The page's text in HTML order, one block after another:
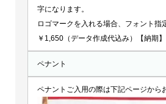
字になります。
ロゴマークを入れる場合、フォント指
￥1,650（データ作成代込み）【納期
ペナント
ペナントご入用の際は下記ページから